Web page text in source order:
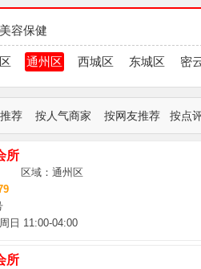
美容保健
通州区 西城区 东城区 密
荐 按人气商家 按网友推荐 按点
所
区域：通州区
日 11:00-04:00
所